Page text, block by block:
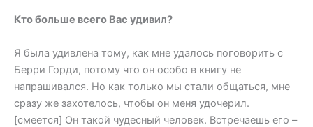
Кто больше всего Вас удивил?
Я была удивлена тому, как мне удалось поговорить с
Берри Горди, потому что он особо в книгу не
напрашивался. Но как только мы стали общаться, мне
сразу же захотелось, чтобы он меня удочерил.
[смеется] Он такой чудесный человек. Встречаешь его –